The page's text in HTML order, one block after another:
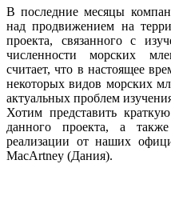
В последние месяцы
над продвижением на
проекта, связанного с
численности морских
считает, что в настоящее
некоторых видов морских
актуальных проблем
Хотим представить
данного проекта, а
реализации от наших
MacArtney (Дания).